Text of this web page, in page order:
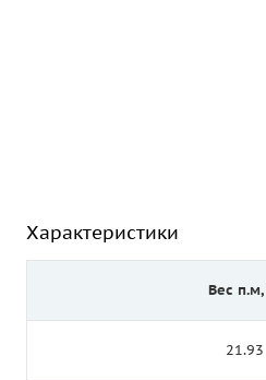
Характеристики
Вес п.м,
21.93